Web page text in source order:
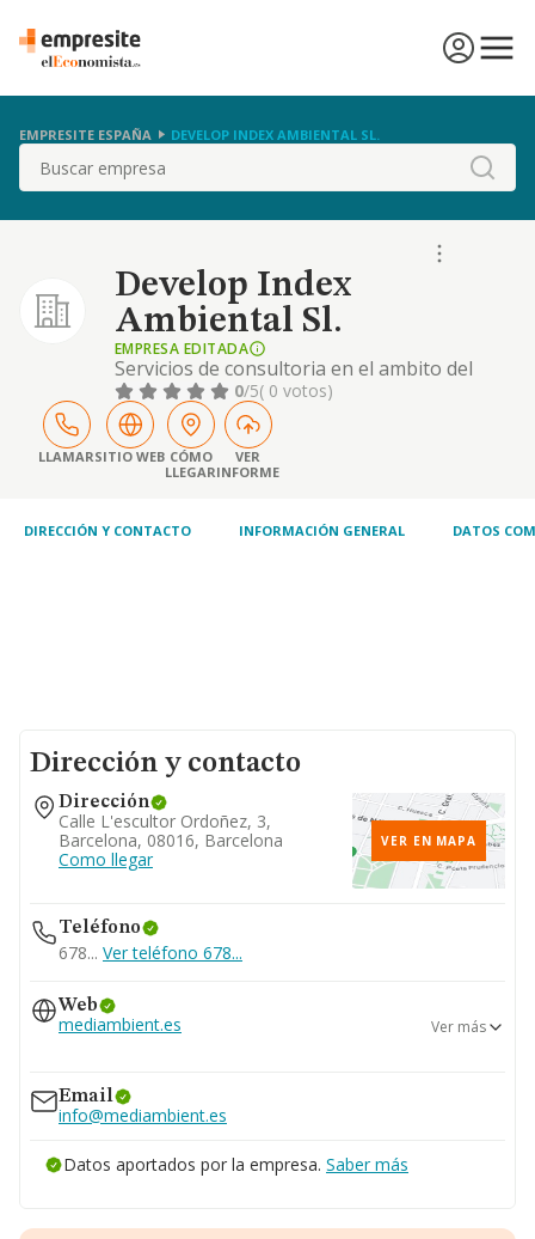
EMPRESITE ESPAÑA DEVELOP INDEX AMBIENTAL SL.
Buscar
Develop Index
Ambiental Sl.
EMPRESA EDITADA
Servicios de consultoria en el ambito del
medio ambiente, ingenieria civil y edificacion.
proyectos, informes, estudios, memorias,
project management, y direcciones de obras,
proyectos de tratamiento y valorizacion de
residuos, etc.
0/5( 0 votos)
LLAMARSITIO WEB CÓMO
LLEGAR
VER
INFORME
DIRECCIÓN Y CONTACTO INFORMACIÓN GENERAL DATOS
Dirección y contacto
Dirección
Calle L'escultor Ordoñez, 3,
Barcelona, 08016, Barcelona
Como llegar
VER EN MAPA
Teléfono
678... Ver teléfono 678...
Web
mediambient.es Ver más
Email
info@mediambient.es
Datos aportados por la empresa. Saber más